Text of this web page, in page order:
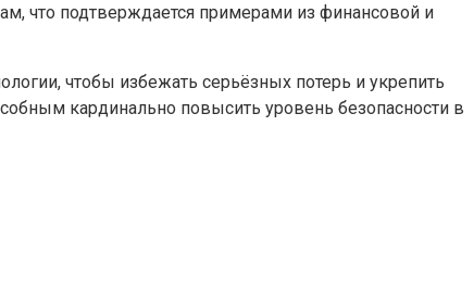
что подтверждается примерами из финансовой и
чтобы избежать серьёзных потерь и укрепить
кардинально повысить уровень безопасности в